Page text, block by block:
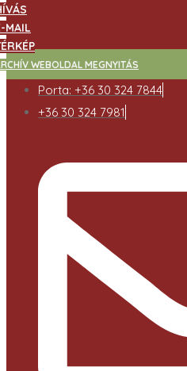
MAIL
WEBOLDAL MEGNYITÁS
Porta: +36 30 324 7844
+36 30 324 7981